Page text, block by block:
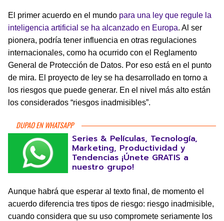
El primer acuerdo en el mundo para una ley que regule la
inteligencia artificial se ha alcanzado en Europa. Al ser
pionera, podría tener influencia en otras regulaciones
internacionales, como ha ocurrido con el Reglamento
General de Protección de Datos. Por eso está en el punto
de mira. El proyecto de ley se ha desarrollado en torno a
los riesgos que puede generar. En el nivel más alto están
los considerados “riesgos inadmisibles”.
DUPAO EN WHATSAPP
Series & Películas, Tecnología,
Marketing, Productividad y
Tendencias ¡Únete GRATIS a
nuestro grupo!
Aunque habrá que esperar al texto final, de momento el
acuerdo diferencia tres tipos de riesgo: riesgo inadmisible,
cuando considera que su uso compromete seriamente los